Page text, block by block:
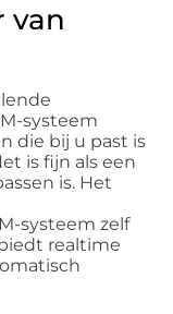
van
systeem
die bij u past is
is fijn als een
is. Het
systeem zelf
realtime